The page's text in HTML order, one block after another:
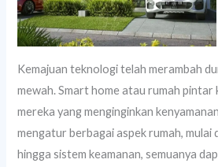
Kemajuan teknologi telah merambah
mewah. Smart home atau rumah pintar
mereka yang menginginkan
mengatur berbagai aspek rumah, mulai
hingga sistem keamanan, semuanya